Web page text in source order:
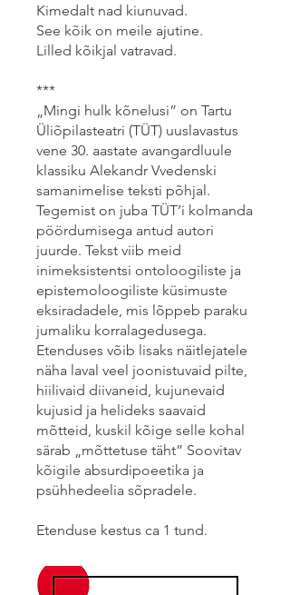
Kimedalt nad kiunuvad.
See kõik on meile ajutine.
Lilled kõikjal vatravad.
***
„Mingi hulk kõnelusi” on Tartu
Üliõpilasteatri (TÜT) uuslavastus
vene 30. aastate avangardluule
klassiku Alekandr Vvedenski
samanimelise teksti põhjal.
Tegemist on juba TÜT’i kolmanda
pöördumisega antud autori
juurde. Tekst viib meid
inimeksistentsi ontoloogiliste ja
epistemoloogiliste küsimuste
eksiradadele, mis lõppeb paraku
jumaliku korralagedusega.
Etenduses võib lisaks näitlejatele
näha laval veel joonistuvaid pilte,
hiilivaid diivaneid, kujunevaid
kujusid ja helideks saavaid
mõtteid, kuskil kõige selle kohal
särab „mõttetuse täht” Soovitav
kõigile absurdipoeetika ja
psühhedeelia sõpradele.
Etenduse kestus ca 1 tund.